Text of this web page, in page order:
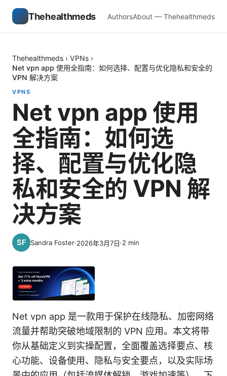
Thehealthmeds AuthorsAbout — Thehealthmeds
Thehealthmeds › VPNs ›
Net vpn app 使用全指南：如何选择、配置与优化隐私和安全的
VPN 解决方案
VPNS
Net vpn app 使用
全指南：如何选
择、配置与优化隐
私和安全的 VPN 解
决方案
Sandra Foster·2026年3月7日·2 min
Net vpn app 是一款用于保护在线隐私、加密网络
流量并帮助突破地域限制的 VPN 应用。本文将带
你从基础定义到实操配置，全面覆盖选择要点、核
心功能、设备使用、隐私与安全要点，以及实际场